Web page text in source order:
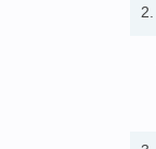
2.